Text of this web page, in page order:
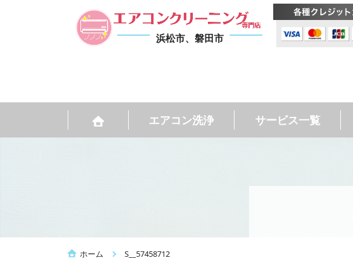
浜松市、磐田市
エアコン洗浄 サービス一覧
ホーム S__57458712